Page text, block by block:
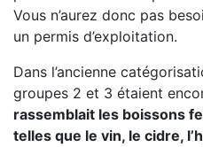
Vous n’aurez donc pas
un permis d’exploitation.
Dans l’ancienne
groupes 2 et 3 étaient
rassemblait les boissons
telles que le vin, le cidre,